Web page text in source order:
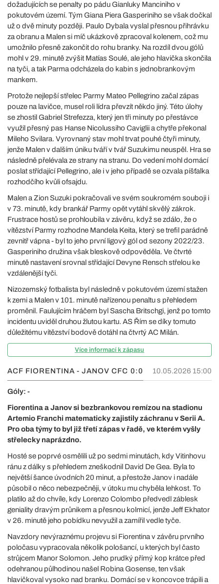
dožadujících se penalty po pádu Gianluky Manciniho v
pokutovém území. Tým Giana Piera Gasperiniho se však dočkal
už o dvě minuty později. Paulo Dybala vyslal přesnou přihrávku
za obranu a Malen si míč ukázkově zpracoval kolenem, což mu
umožnilo přesně zakončit do rohu branky. Na rozdíl dvou gólů
mohl v 29. minutě zvýšit Matías Soulé, ale jeho hlavička skončila
na tyči, a tak Parma odcházela do kabin s jednobrankovým
mankem.
Protože nejlepší střelec Parmy Mateo Pellegrino začal zápas
pouze na lavičce, musel roli lídra převzít někdo jiný. Této úlohy
se zhostil Gabriel Strefezza, který jen tři minuty po přestávce
využil přesný pas Hanse Nicolussiho Caviglii a chytře překonal
Mileho Svilara. Vyrovnaný stav mohl trvat pouhé čtyři minuty,
jenže Malen v dalším úniku tváří v tvář Suzukimu neuspěl. Hra se
následně přelévala ze strany na stranu. Do vedení mohl domácí
poslat střídající Pellegrino, ale i v jeho případě se ozvala píšťalka
rozhodčího kvůli ofsajdu.
Malen a Zion Suzuki pokračovali ve svém soukromém souboji i
v 73. minutě, kdy brankář Parmy opět vytáhl skvělý zákrok.
Frustrace hostů se prohloubila v závěru, když se zdálo, že o
vítězství Parmy rozhodne Mandela Keita, který se trefil parádně
zevnitř vápna - byl to jeho první ligový gól od sezony 2022/23.
Gasperiniho družina však bleskově odpověděla. Ve čtvrté
minutě nastavení srovnal střídající Devyne Rensch střelou ke
vzdálenější tyči.
Nizozemský fotbalista byl následně v pokutovém území stažen
k zemi a Malen v 101. minutě nařízenou penaltu s přehledem
proměnil. Faulujícím hráčem byl Sascha Britschgi, jenž po tomto
incidentu uviděl druhou žlutou kartu. AS Řím se díky tomuto
důležitému vítězství bodově dotáhl na čtvrtý AC Milán.
Více informací k zápasu
ACF FIORENTINA - JANOV CFC 0:0 10.05.2026 15:00
Góly: -
Fiorentina a Janov si bezbrankovou remízou na stadionu
Artemio Franchi matematicky zajistily záchranu v Serii A.
Pro oba týmy to byl již třetí zápas v řadě, ve kterém vyšly
střelecky naprázdno.
Hosté se poprvé osmělili už po sedmi minutách, kdy Vitinhovu
ránu z dálky s přehledem zneškodnil David De Gea. Byla to
největší šance úvodních 20 minut, a přestože Janov i nadále
působil o něco nebezpečněji, v útoku mu chyběla lehkost. To
platilo až do chvíle, kdy Lorenzo Colombo předvedl záblesk
geniality dravým průnikem a přesnou kolmicí, jenže Jeff Ekhator
v 26. minutě jeho pobídku nevyužil a zamířil vedle tyče.
Navzdory nevýraznému projevu si Fiorentina v závěru prvního
poločasu vypracovala několik pološancí, u kterých byl často
strůjcem Manor Solomon. Jeho prudký přímý kop krátce před
odehranou půlhodinou našel Robina Gosense, ten však
hlavičkoval vysoko nad branku. Domácí se v koncovce trápili a